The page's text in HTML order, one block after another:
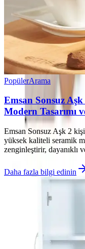
PopülerArama
Emsan Sonsuz
Modern Tasarımı
Emsan Sonsuz Aşk 2
yüksek kaliteli seramik
zenginleştirir, dayanıklı
Daha fazla bilgi edinin